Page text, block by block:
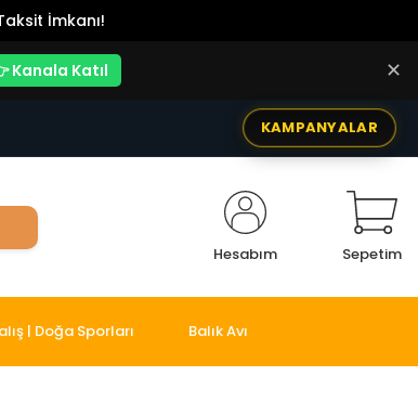
İmkanı!
Kanala Katıl ✕
KAMPANYALAR
Hesabım Sepetim
| Doğa Sporları Balık Avı